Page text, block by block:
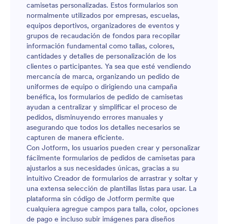
camisetas personalizadas. Estos formularios son
normalmente utilizados por empresas, escuelas,
equipos deportivos, organizadores de eventos y
grupos de recaudación de fondos para recopilar
información fundamental como tallas, colores,
cantidades y detalles de personalización de los
clientes o participantes. Ya sea que esté vendiendo
mercancía de marca, organizando un pedido de
uniformes de equipo o dirigiendo una campaña
benéfica, los formularios de pedido de camisetas
ayudan a centralizar y simplificar el proceso de
pedidos, disminuyendo errores manuales y
asegurando que todos los detalles necesarios se
capturen de manera eficiente.
Con Jotform, los usuarios pueden crear y personalizar
fácilmente formularios de pedidos de camisetas para
ajustarlos a sus necesidades únicas, gracias a su
intuitivo Creador de formularios de arrastrar y soltar y
una extensa selección de plantillas listas para usar. La
plataforma sin código de Jotform permite que
cualquiera agregue campos para talla, color, opciones
de pago e incluso subir imágenes para diseños